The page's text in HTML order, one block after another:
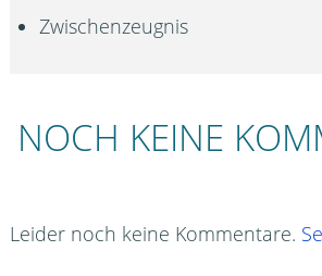
Zwischenzeugnis
NOCH KEINE
Leider noch keine Kommentare.